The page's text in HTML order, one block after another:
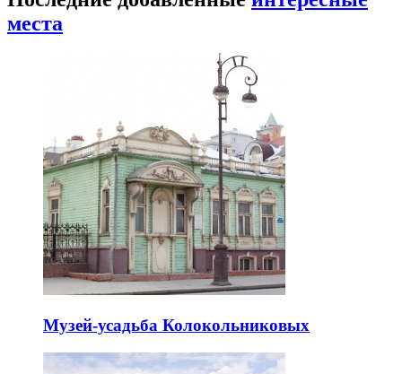
места
Музей-усадьба Колокольниковых